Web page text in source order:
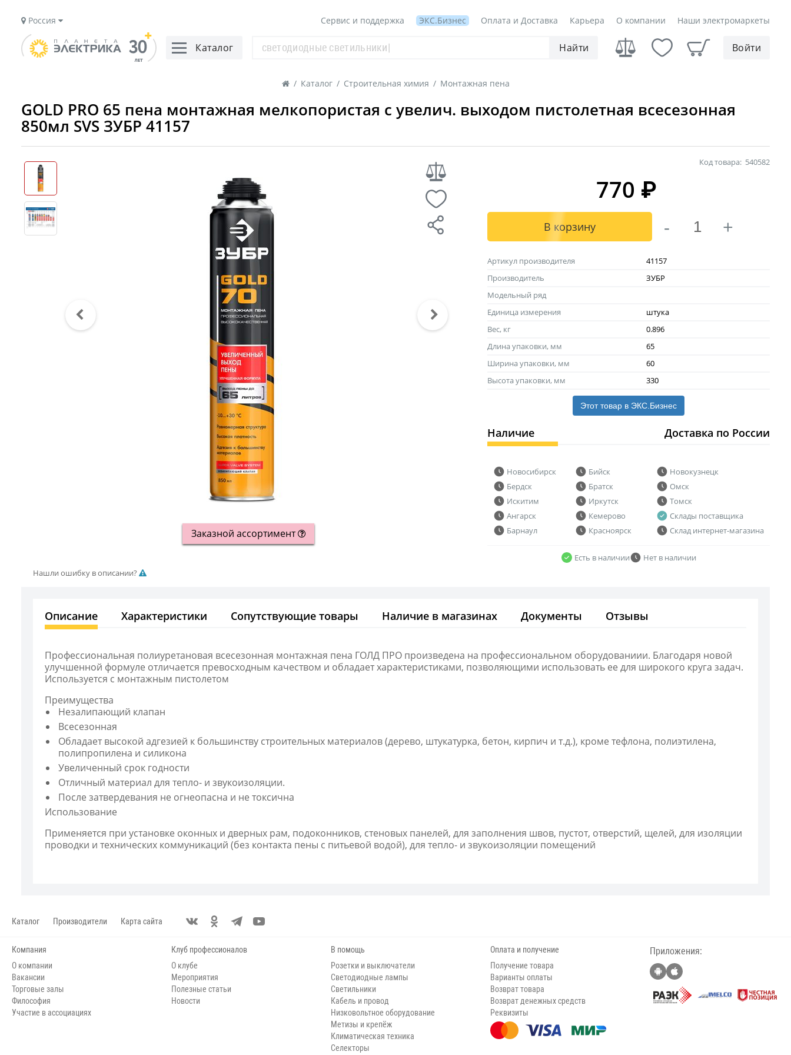
Россия Сервис и поддержка ЭКС.Бизнес Оплата и Доставка Карьера О компании Наши электромаркеты
Каталог Найти Войти
/ Каталог / Строительная химия / Монтажная пена
GOLD PRO 65 пена монтажная мелкопористая с увелич. выходом пистолетная всесезонная
850мл SVS ЗУБР 41157
Заказной ассортимент
Код товара: 540582
770 ₽
В корзину - +
Артикул производителя
41157
Производитель
ЗУБР
Модельный ряд
Единица измерения
штука
Вес, кг
0.896
Длина упаковки, мм
65
Ширина упаковки, мм
60
Высота упаковки, мм
330
Этот товар в ЭКС.Бизнес
Наличие Доставка по России
Новосибирск
Бердск
Искитим
Ангарск
Барнаул
Бийск
Братск
Иркутск
Кемерово
Красноярск
Новокузнецк
Омск
Томск
Склады поставщика
Склад интернет-магазина
Есть в наличии
Нет в наличии
Нашли ошибку в описании?
Описание Характеристики Сопутствующие товары Наличие в магазинах Документы Отзывы
Профессиональная полиуретановая всесезонная монтажная пена ГОЛД ПРО произведена на профессиональном оборудованиии. Благодаря новой
улучшенной формуле отличается превосходным качеством и обладает характеристиками, позволяющими использовать ее для широкого круга задач.
Используется с монтажным пистолетом
Преимущества
Незалипающий клапан
Всесезонная
Обладает высокой адгезией к большинству строительных материалов (дерево, штукатурка, бетон, кирпич и т.д.), кроме тефлона, полиэтилена,
полипропилена и силикона
Увеличенный срок годности
Отличный материал для тепло- и звукоизоляции.
После затвердевания не огнеопасна и не токсична
Использование
Применяется при установке оконных и дверных рам, подоконников, стеновых панелей, для заполнения швов, пустот, отверстий, щелей, для изоляции
проводки и технических коммуникаций (без контакта пены с питьевой водой), для тепло- и звукоизоляции помещений
Каталог Производители Карта сайта
Компания
О компании
Вакансии
Торговые залы
Философия
Участие в ассоциациях
Клуб профессионалов
О клубе
Мероприятия
Полезные статьи
Новости
В помощь
Розетки и выключатели
Светодиодные лампы
Светильники
Кабель и провод
Низковольтное оборудование
Метизы и крепёж
Климатическая техника
Селекторы
Оплата и получение
Получение товара
Варианты оплаты
Возврат товара
Возврат денежных средств
Реквизиты
Приложения: